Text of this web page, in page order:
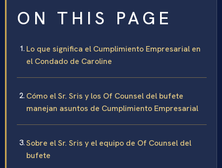
ON THIS PAGE
Lo que significa el Cumplimiento Empresarial en
el Condado de Caroline
Cómo el Sr. Sris y los Of Counsel del bufete
manejan asuntos de Cumplimiento Empresarial
Sobre el Sr. Sris y el equipo de Of Counsel del
bufete